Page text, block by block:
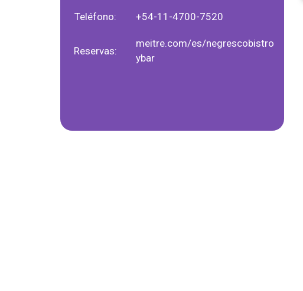
Teléfono: +54-11-4700-7520
Reservas:
meitre.com/es/negrescobistro
ybar